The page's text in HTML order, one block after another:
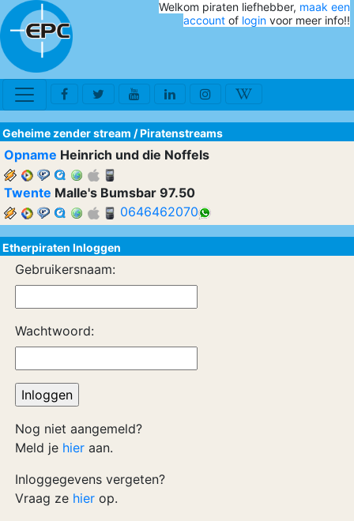
Welkom piraten liefhebber, maak een
account of login voor meer info!!
Geheime zender stream /Piratenstreams
Opname Heinrich und die Noffels
Twente Malle's Bumsbar 97.50
0646462070
Etherpiraten Inloggen
Gebruikersnaam:
Wachtwoord:
Nog niet aangemeld?
Meld je hier aan.
Inloggegevens vergeten?
Vraag ze hier op.